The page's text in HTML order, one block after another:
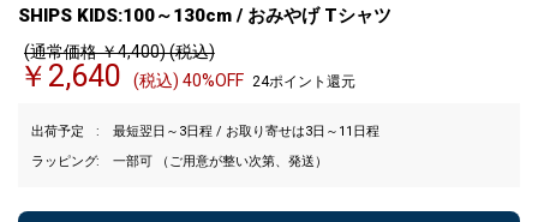
SHIPS KIDS:100～130cm / おみやげ Tシャツ
(通常価格 ￥4,400) (税込)
￥2,640 (税込) 40%OFF 24ポイント還元
出荷予定
最短翌日～3日程 / お取り寄せは3日～11日程
ラッピング
一部可 （ご用意が整い次第、発送）